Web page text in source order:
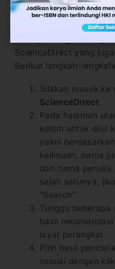
adalah cara untuk
buku gratis dengan
ScienceDirect yang
Berikut langkah-
Silakan masuk ke
ScienceDirect.
Pada halaman
kolom untuk diisi
yakni
keilmuan, nama
dan nama
salah satunya,
“Search”.
Tunggu beberapa
hasil
layar perangkat.
Pilih hasil
sesuai dengan